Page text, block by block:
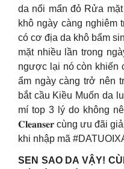
da nổi mẩn đỏ Rửa
khô ngày càng
có cơ địa da khô bẩm
mặt nhiều lần trong
ngược lại nó còn khiến
ẩm ngày càng trở nên
bắt cầu Kiều Muốn da
mí top 3 lý do không
𝐂𝐥𝐞𝐚𝐧𝐬𝐞𝐫 cùng ưu đãi
khi nhập mã
SEN SAO DA VẬY!